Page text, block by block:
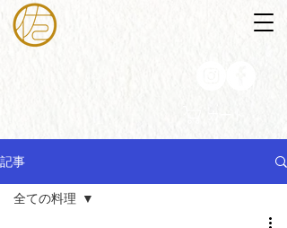
記事
全ての料理